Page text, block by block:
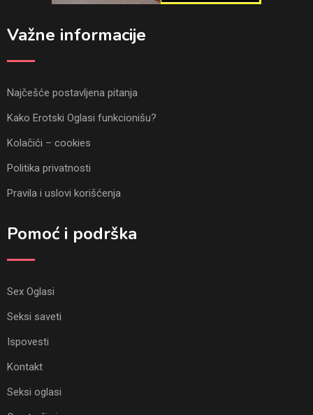
Važne informacije
Najčešće postavljena pitanja
Kako Erotski Oglasi funkcionišu?
Kolačići – cookies
Politika privatnosti
Pravila i uslovi korišćenja
Pomoć i podrška
Sex Oglasi
Seksi saveti
Ispovesti
Kontakt
Seksi oglasi